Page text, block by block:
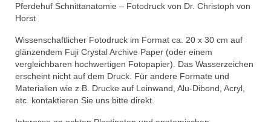
Pferdehuf Schnittanatomie – Fotodruck von Dr. Christoph von
Horst
Wissenschaftlicher Fotodruck im Format ca. 20 x 30 cm auf
glänzendem Fuji Crystal Archive Paper (oder einem
vergleichbaren hochwertigen Fotopapier). Das Wasserzeichen
erscheint nicht auf dem Druck. Für andere Formate und
Materialien wie z.B. Drucke auf Leinwand, Alu-Dibond, Acryl,
etc. kontaktieren Sie uns bitte direkt.